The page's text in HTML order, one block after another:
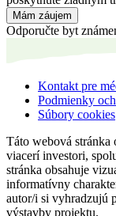
Mám záujem
Odporučte byt
Kontakt pre
Podmienky
Súbory cookies
Táto webová stránka
viacerí investori,
stránka obsahuje
informatívny
autor/i si vyhradzujú
výstavby projektu.